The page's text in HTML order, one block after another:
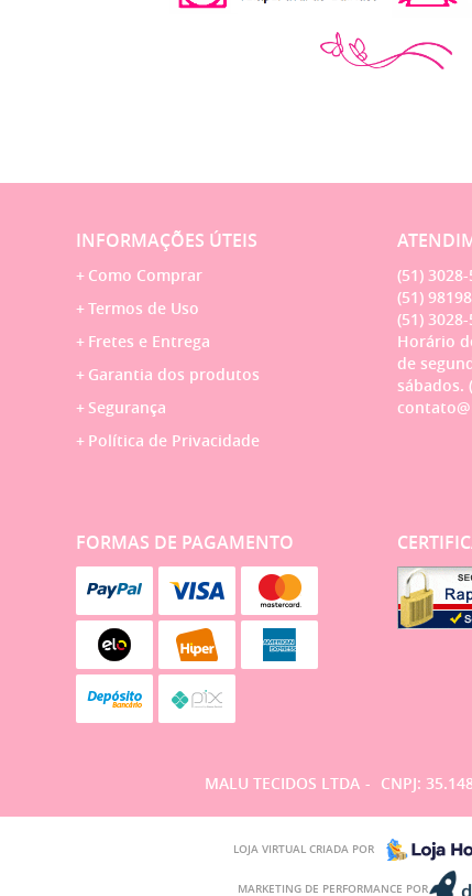
INFORMAÇÕES ÚTEIS
Como Comprar
Termos de Uso
Fretes e Entrega
Garantia dos produtos
Segurança
Política de Privacidade
(51)
(51)
(51)
Horário
de
sábados.
FORMAS DE PAGAMENTO
MALU TECIDOS LTDA CNPJ:
LOJA VIRTUAL CRIADA POR
MARKETING DE PERFORMANCE POR